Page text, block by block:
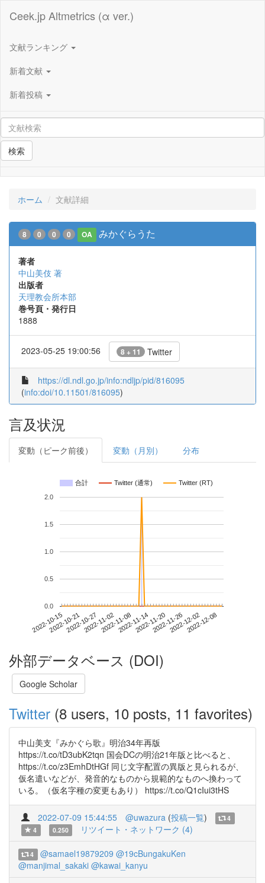
Ceek.jp Altmetrics (α ver.)
文献ランキング
新着文献
新着投稿
検索
ホーム 文献詳細
8 0 0 0 OA みかぐらうた
著者
中山美伎 著
出版者
天理教会所本部
巻号頁・発行日
1888
2023-05-25 19:00:56 8 + 11 Twitter
https://dl.ndl.go.jp/info:ndljp/pid/816095
(info:doi/10.11501/816095)
言及状況
変動（ピーク前後） 変動（月別） 分布
合計 Twitter (通常) Twitter (RT)
2022-10-152022-10-212022-10-272022-11-022022-11-082022-11-142022-11-202022-11-262022-12-022022-12-08
0.0
0.5
1.0
1.5
2.0
外部データベース (DOI)
Google Scholar
Twitter (8 users, 10 posts, 11 favorites)
中山美支『みかぐら歌』明治34年再版
https://t.co/tD3ubK2tqn 国会DCの明治21年版と比べると、
https://t.co/z3EmhDtHGf 同じ文字配置の異版と見られるが、
仮名遣いなどが、発音的なものから規範的なものへ換わって
いる。（仮名字種の変更もあり） https://t.co/Q1cIui3tHS
2022-07-09 15:44:55 @uwazura (投稿一覧)
4
4
0.250 リツイート・ネットワーク (4)
4 @samael19879209 @19cBungakuKen
@manjimal_sakaki @kawai_kanyu